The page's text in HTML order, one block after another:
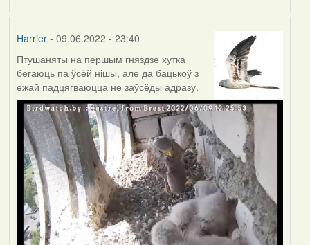
Harrier- 09.06.2022 - 23:40
Птушаняты на першым гняздзе хутка
бегаюць па ўсёй нішы, але да бацькоў з
ежай падцягваюцца не заўсёды адразу.